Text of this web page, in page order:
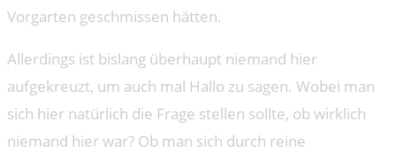
Vorgarten geschmissen hätten.
Allerdings ist bislang überhaupt niemand hier
aufgekreuzt, um auch mal Hallo zu sagen. Wobei man
sich hier natürlich die Frage stellen sollte, ob wirklich
niemand hier war? Ob man sich durch reine